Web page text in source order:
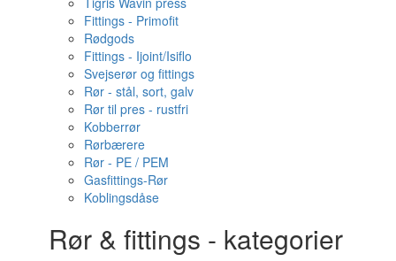
Fittings - Primofit
Rødgods
Fittings - Ijoint/Isiflo
Svejserør og fittings
Rør - stål, sort, galv
Rør til pres - rustfri
Kobberrør
Rørbærere
Rør - PE / PEM
Gasfittings-Rør
Koblingsdåse
Rør & fittings - kategorier